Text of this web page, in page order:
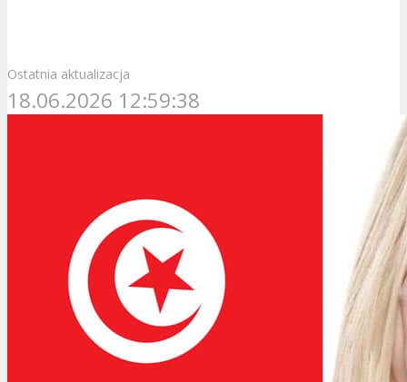
Ostatnia aktualizacja
18.06.2026 12:59:38